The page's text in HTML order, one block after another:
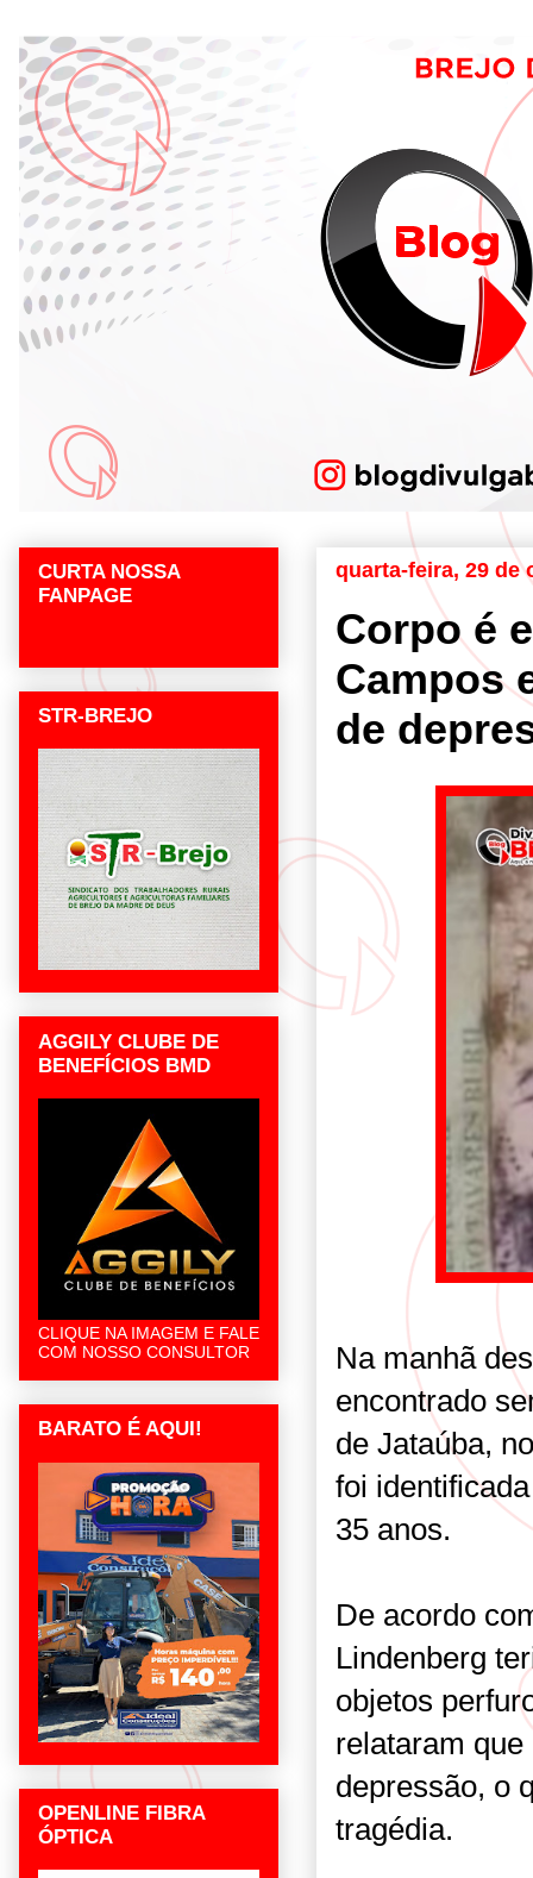
quarta-feira, 29 de
Corpo é
Campos
de
Na manhã
encontrado
de Jataúba,
foi
35 anos.
De acordo
Lindenberg
objetos
relataram
depressão, o
tragédia.
CURTA NOSSA
FANPAGE
STR-BREJO
AGGILY CLUBE DE
BENEFÍCIOS BMD
CLIQUE NA IMAGEM E FALE
COM NOSSO CONSULTOR
BARATO É AQUI!
OPENLINE FIBRA
ÓPTICA